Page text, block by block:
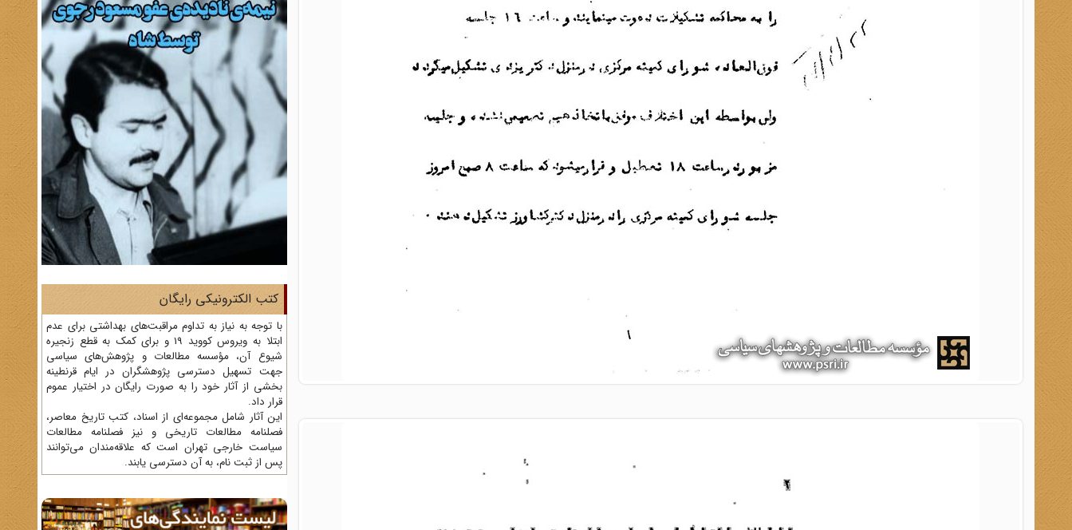
کتب الکترونیکی رایگان
با توجه به نیاز به تداوم مراقبت‌های بهداشتی برای عدم
ابتلا به ویروس کووید 19 و برای کمک به قطع زنجیره
شیوع آن، مؤسسه مطالعات و پژوهش‌های سیاسی
جهت تسهیل دسترسی پژوهشگران در ایام قرنطینه
بخشی از آثار خود را به صورت رایگان در اختیار عموم
قرار داد.
این آثار شامل مجموعه‌ای از اسناد، کتب تاریخ معاصر،
فصلنامه‌ مطالعات تاریخی و نیز فصلنامه مطالعات
سیاست خارجی تهران است که علاقه‌مندان می‌توانند
پس از ثبت نام، به آن دسترسی یابند.